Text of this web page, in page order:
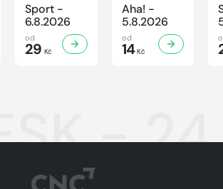
Sport -
6.8.2026
od
29 Kč
Aha! -
5.8.2026
od
14Kč
-